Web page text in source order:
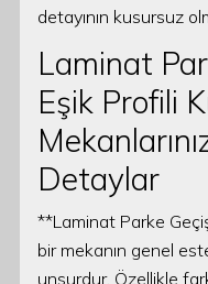
detayının kusursuz
Laminat
Eşik Profili
Detaylar
**Laminat Parke
bir mekanın genel
unsurdur. Özellikle